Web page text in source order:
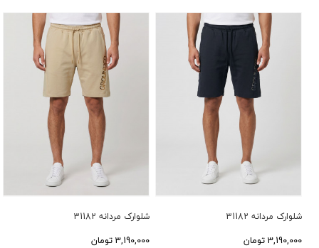
شلوارک مردانه 31182
3,190,000 تومان
شلوارک مردانه 31182
3,190,000 تومان